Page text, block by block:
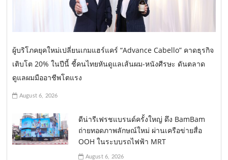
ผู้บริโภคยุคใหม่เปลี่ยนเกมแฮร์แคร์ “Advance Cabello” คาดธุรกิจ
เติบโต 20% ในปีนี้ ชี้คนไทยหันดูแลเส้นผม-หนังศีรษะ ดันตลาด
ดูแลผมมืออาชีพโตแรง
August 6, 2026
ดีน่ารีเฟรชแบรนด์ครั้งใหญ่ ดึง BamBam
ถ่ายทอดภาพลักษณ์ใหม่ ผ่านเครือข่ายสื่อ
OOH ในระบบรถไฟฟ้า MRT
August 6, 2026